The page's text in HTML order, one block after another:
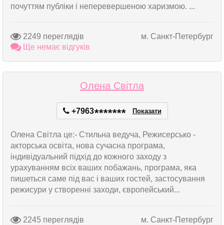
почуттям публіки і неперевершеною харизмою. ...
2249 переглядів
м. Санкт-Петербург
Ще немає відгуків
Олена Світла
+7963******* Показати
Олена Світла це:- Стильна ведуча, Режисерсько -
акторська освіта, нова сучасна програма,
індивідуальний підхід до кожного заходу з
урахуванням всіх ваших побажань, програма, яка
пишеться саме під вас і ваших гостей, застосування
режисури у створенні заходи, європейський...
2245 переглядів
м. Санкт-Петербург